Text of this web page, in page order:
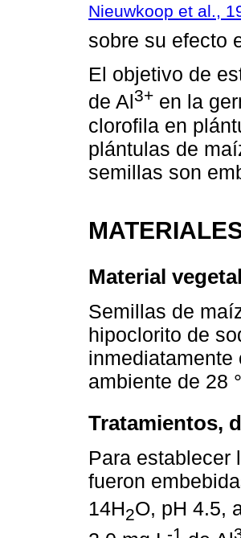
Nieuwkoop et al.,
sobre su efecto
El objetivo de
de Al 3+ en la
clorofila en
plántulas de
semillas son
Material
Semillas de
hipoclorito de
inmediatamente
ambiente de 28
Tratamientos,
Para establecer
fueron
14H2O, pH 4.5,
-1